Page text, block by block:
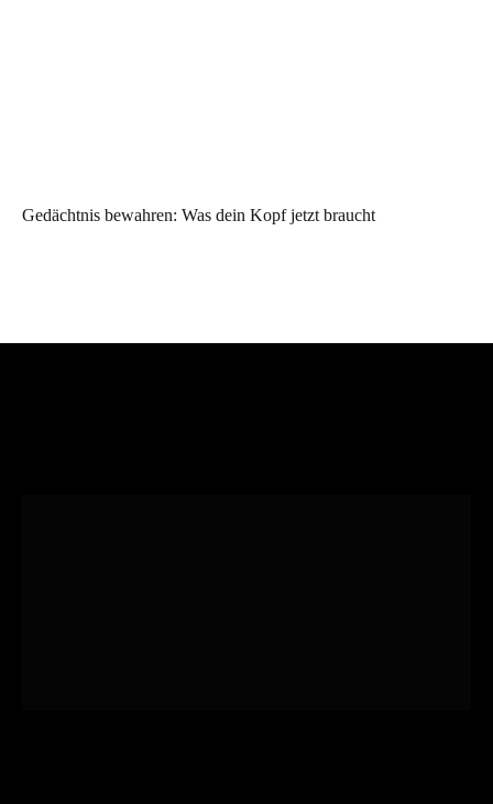
Gedächtnis bewahren: Was dein Kopf jetzt braucht